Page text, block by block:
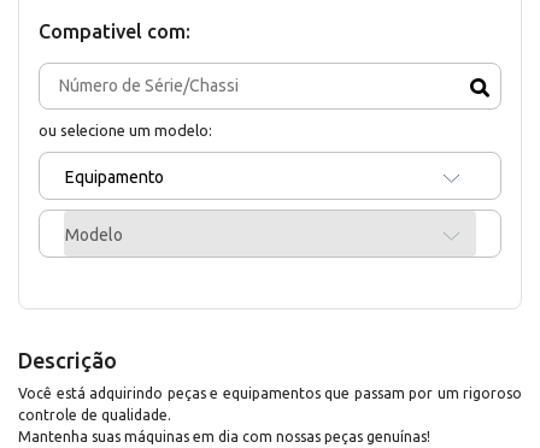
Compativel com:
ou selecione um modelo:
Equipamento
Modelo
Descrição
Você está adquirindo peças e equipamentos que passam por um rigoroso
controle de qualidade.
Mantenha suas máquinas em dia com nossas peças genuínas!